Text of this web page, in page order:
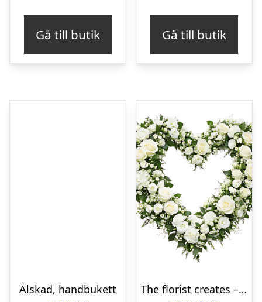
Gå till butik Gå till butik
Älskad, handbukett
The florist creates – Funeral heart